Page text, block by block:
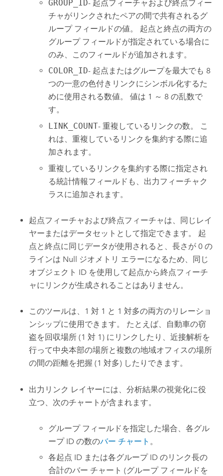
GROUP_ID- 起点フィーチャおよび終点フィー
チャがリンクされたペアの間で共有されるグ
ループ フィールドの値。 起点と終点の両方の
グループ フィールドが指定されている場合に
のみ、このフィールドが追加されます。
COLOR_ID- 起点またはグループを最大でも 8
つの一意の色付きリンクにシンボル化するた
めに使用される数値。 値は 1 ～ 8 の乱数で
す。
LINK_COUNT- 重複しているリンクの数。 こ
れは、重複しているリンクを集約する際に追
加されます。
重複しているリンクを集約する際に指定され
る統計情報フィールドも、出力フィーチャク
ラスに追加されます。
起点フィーチャおよび終点フィーチャは、同じレイ
ヤーまたはデータセットとして指定できます。 起
点と終点に同じデータが使用されると、長さが 0 の
ラインは Null ジオメトリ エラーになるため、同じ
オブジェクト ID を使用して起点から終点フィーチ
ャにリンクが生成されることはありません。
このツールは、1 対 1 と 1 対多の両方のリレーショ
ンシップに使用できます。 たとえば、自動車の窃
盗を回収場所 (1 対 1) にリンクしたり、近接解析を
行って中央本部の場所と複数の地域オフィスの場所
の間の距離を把握 (1 対多) したりできます。
出力リンク レイヤーには、分析結果の視覚化に役
立つ、次のチャートが含まれます。
グループ フィールドを指定した場合、各グル
ープ ID の数のバー チャート 。
各起点 ID または各グループ ID のリンク長の
合計のバー チャート (グループ フィールドを